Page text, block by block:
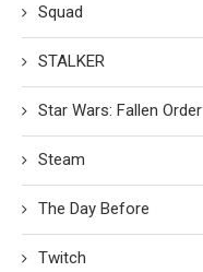
Squad
STALKER
Star Wars: Fallen Order
Steam
The Day Before
Twitch